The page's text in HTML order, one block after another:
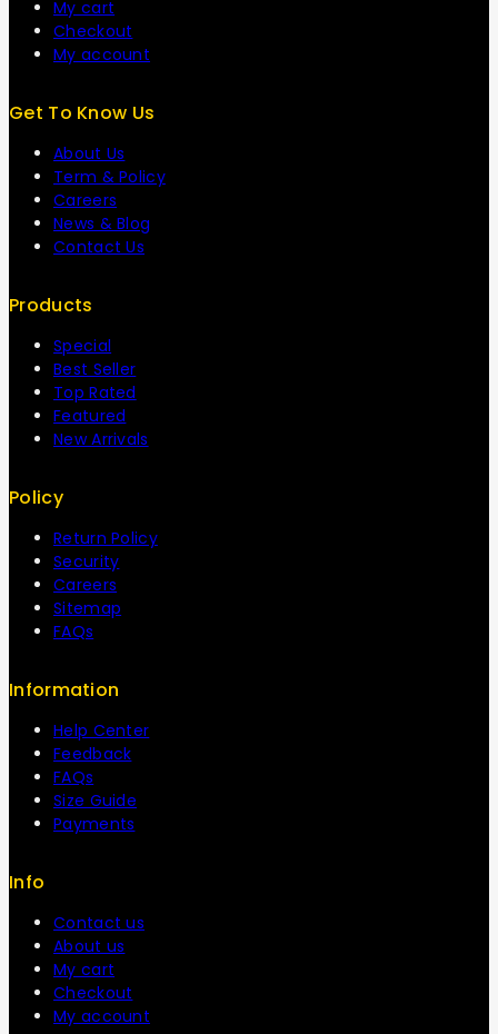
My cart
Checkout
My account
Get To Know Us
About Us
Term & Policy
Careers
News & Blog
Contact Us
Products
Special
Best Seller
Top Rated
Featured
New Arrivals
Policy
Return Policy
Security
Careers
Sitemap
FAQs
Information
Help Center
Feedback
FAQs
Size Guide
Payments
Info
Contact us
About us
My cart
Checkout
My account